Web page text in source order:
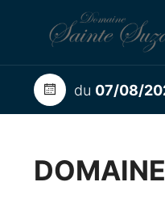
du 07/08/